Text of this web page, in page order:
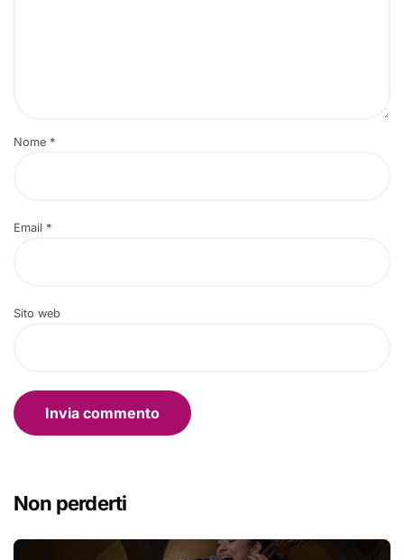
Nome *
Email *
Sito web
Non perderti